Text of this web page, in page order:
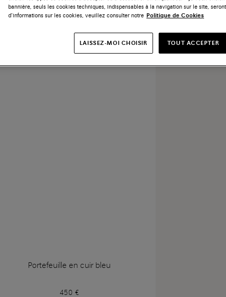
Malette en cuir marron
Portefeuille en cuir bleu
450 €
bannière, seuls les cookies techniques, indispensables à la navigation sur le site,
d’informations sur les cookies, veuillez consulter notre Politique de Cookies
LAISSEZ-MOI CHOISIR TOUT ACCEPTER